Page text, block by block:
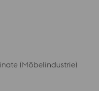
(Möbelindustrie)